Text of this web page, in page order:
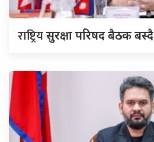
राष्ट्रियसुरक्षा परिषद बैठक बस्दै